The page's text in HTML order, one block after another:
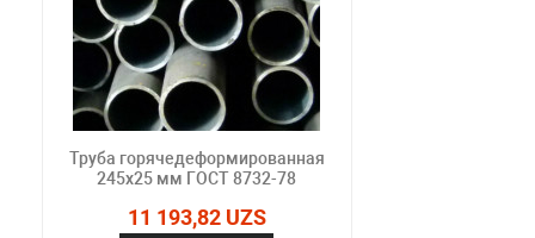
Труба горячедеформированная
245х25 мм ГОСТ 8732-78
11 193,82 UZS